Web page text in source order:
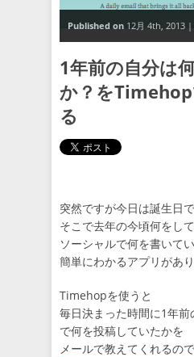
Published on 12月 4th, 2013 |
1年前の自分は
か？をTimehop
る
突然ですが今日は誕生日
そこで去年の今頃何をし
ソーシャルで何を書いて
簡単にわかるアプリがあ
Timehopを使うと
毎日決まった時間に1年
で何を投稿していたかを
メールで教えてくれるの